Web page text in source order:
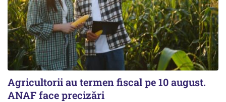
Agricultorii au termen fiscal pe 10 august.
ANAF face precizări